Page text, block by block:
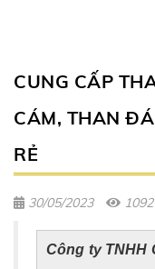
CUNG CẤP
CÁM, THAN
RẺ
30/05/2023 1092
Công ty TNHH